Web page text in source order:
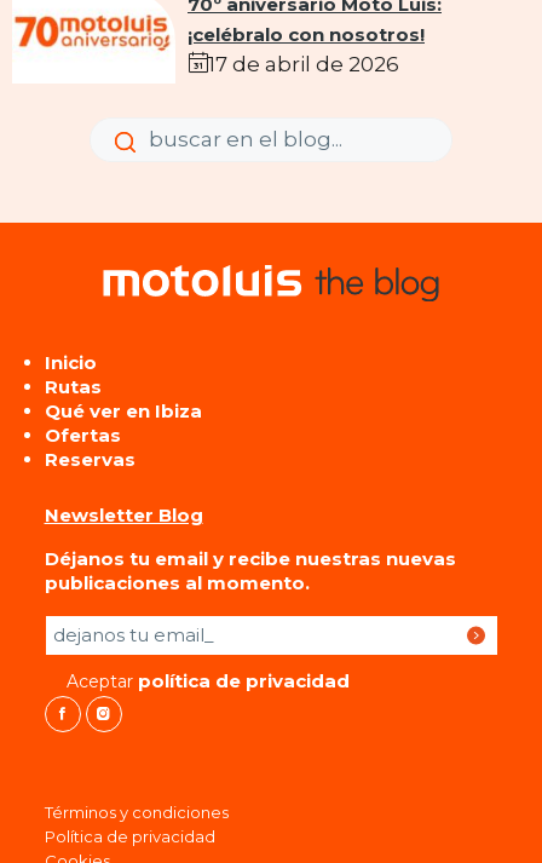
¡celébralo con nosotros!
17 de abril de 2026
Enviar
Enviar
Inicio
Rutas
Qué ver en Ibiza
Ofertas
Reservas
Newsletter Blog
Déjanos tu email y recibe nuestras nuevas
publicaciones al momento.
Por favor, deja este campo vacío.
Aceptar política de privacidad
Términos y condiciones
Política de privacidad